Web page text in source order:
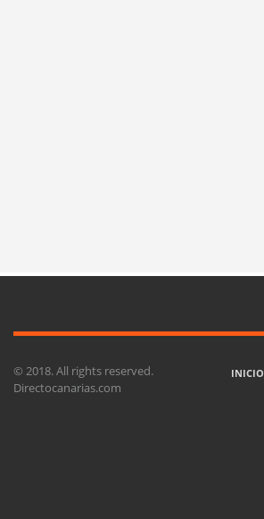
INICIO
© 2018. All rights reserved.
Directocanarias.com